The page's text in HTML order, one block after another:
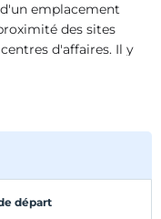
emplacement
des sites
d'affaires. Il y
Dans les chambres ;
sans fil, minibar,
à l'installation;
réunion, des
départ